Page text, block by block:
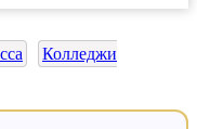
Колледжи